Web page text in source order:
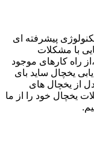
پیشرفته ای
با مشکلات
راه کارهای موجود
یخچال ساید بای
از یخچال های
یخچال خود را از ما